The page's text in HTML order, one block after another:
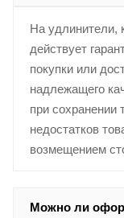
На удлинители,
действует
покупки или
надлежащего
при сохранении
недостатков
возмещением
Можно ли